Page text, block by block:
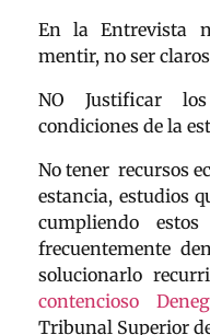
En la Entrevista
mentir, no ser
NO Justificar
condiciones de la
No tener recursos
estancia, estudios
cumpliendo
frecuentemente
solucionarlo
contencioso
Tribunal Superior